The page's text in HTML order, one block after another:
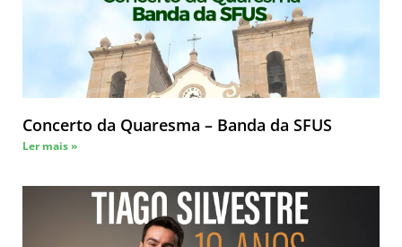
Concerto da Quaresma – Banda da SFUS
Ler mais »